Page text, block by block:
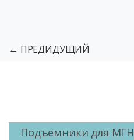
← ПРЕДИДУЩИЙ
Подъемники для МГН